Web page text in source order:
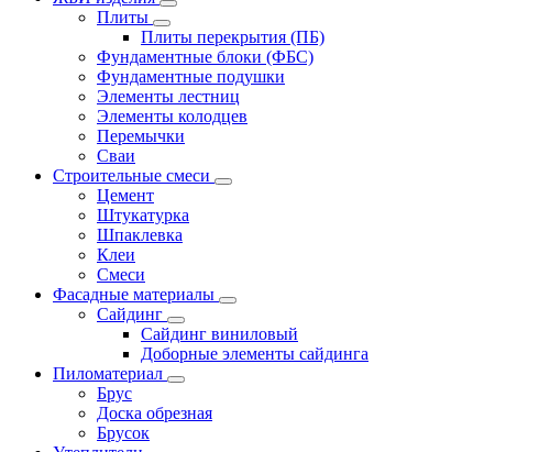
Плиты
Плиты перекрытия (ПБ)
Фундаментные блоки (ФБС)
Фундаментные подушки
Элементы лестниц
Элементы колодцев
Перемычки
Сваи
Строительные смеси
Цемент
Штукатурка
Шпаклевка
Клеи
Смеси
Фасадные материалы
Сайдинг
Сайдинг виниловый
Доборные элементы сайдинга
Пиломатериал
Брус
Доска обрезная
Брусок